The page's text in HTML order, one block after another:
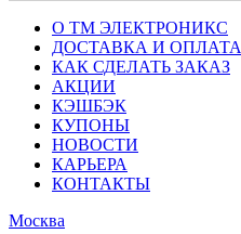
О ТМ ЭЛЕКТРОНИКС
ДОСТАВКА И ОПЛАТА
КАК СДЕЛАТЬ ЗАКАЗ
АКЦИИ
КЭШБЭК
КУПОНЫ
НОВОСТИ
КАРЬЕРА
КОНТАКТЫ
Москва